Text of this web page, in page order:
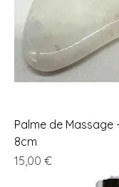
Palme de
8cm
Prix
15,00 €